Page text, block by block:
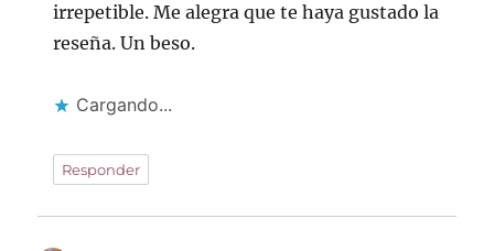
irrepetible. Me alegra que te haya gustado la
reseña. Un beso.
Cargando...
Responder